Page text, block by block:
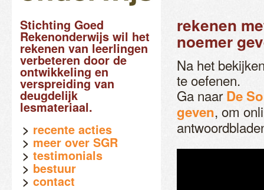
rekenen
noemer
Na het
te oefenen.
Ga naarDe
geven, om
Stichting Goed
Rekenonderwijs wil het
rekenen van leerlingen
verbeteren door de
ontwikkeling en
verspreiding van
deugdelijk
lesmateriaal.
recente acties
meer over SGR
testimonials
bestuur
contact